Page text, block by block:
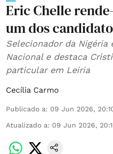
Eric Chelle
um dos
Selecionador da Nigéria
Nacional e destaca
particular em Leiria
Cecília Carmo
Publicado a: 09 Jun 2026,
Atualizado a: 09 Jun 2026,